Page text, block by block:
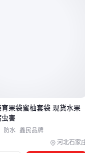
防脱落
河北石家
果袋蜜柚套袋 现货水果
害
防水 鑫民品牌